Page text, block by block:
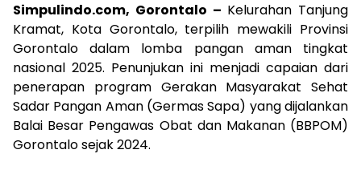
Simpulindo.com, Gorontalo – Kelurahan Tanjung
Kramat, Kota Gorontalo, terpilih mewakili Provinsi
Gorontalo dalam lomba pangan aman tingkat
nasional 2025. Penunjukan ini menjadi capaian dari
penerapan program Gerakan Masyarakat Sehat
Sadar Pangan Aman (Germas Sapa) yang dijalankan
Balai Besar Pengawas Obat dan Makanan (BBPOM)
Gorontalo sejak 2024.